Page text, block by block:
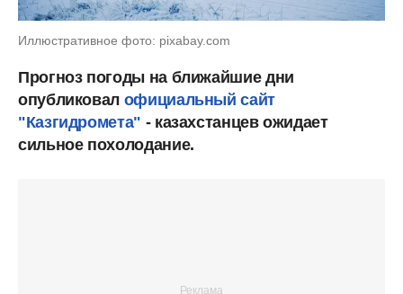
Иллюстративное фото: pixabay.com
Прогноз погоды на ближайшие дни
опубликовал официальный сайт
"Казгидромета" - казахстанцев ожидает
сильное похолодание.